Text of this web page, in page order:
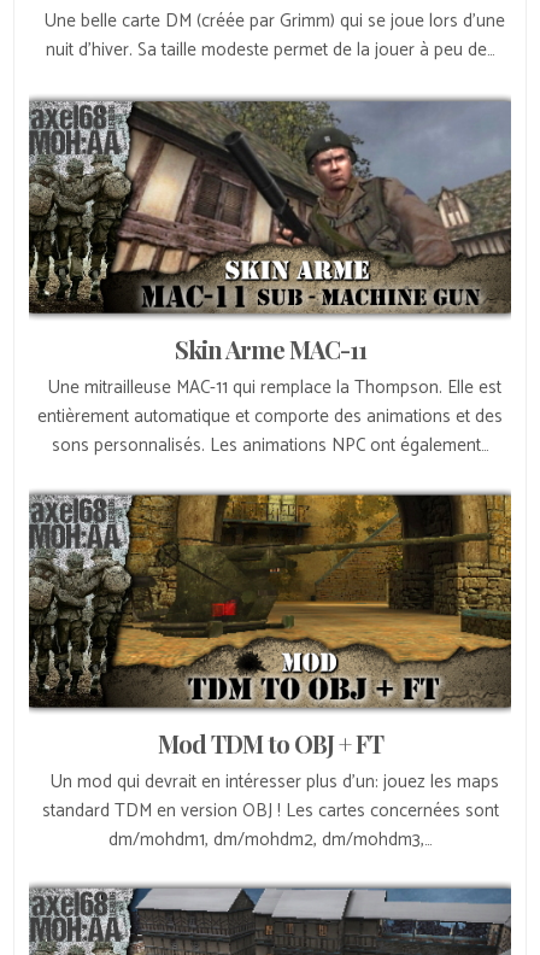
Une belle carte DM (créée par Grimm) qui se joue lors d’une
nuit d’hiver. Sa taille modeste permet de la jouer à peu de…
Skin Arme MAC-11
Une mitrailleuse MAC-11 qui remplace la Thompson. Elle est
entièrement automatique et comporte des animations et des
sons personnalisés. Les animations NPC ont également…
Mod TDM to OBJ + FT
Un mod qui devrait en intéresser plus d’un: jouez les maps
standard TDM en version OBJ ! Les cartes concernées sont
dm/mohdm1, dm/mohdm2, dm/mohdm3,…